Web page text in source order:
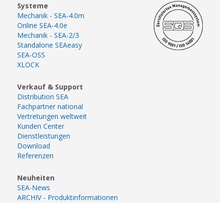
Systeme
Mechanik - SEA-4.0m
Online SEA-4.0e
Mechanik - SEA-2/3
Standalone SEAeasy
SEA-OSS
XLOCK
Verkauf & Support
Distribution SEA
Fachpartner national
Vertretungen weltweit
Kunden Center
Dienstleistungen
Download
Referenzen
Neuheiten
SEA-News
ARCHIV - Produktinformationen